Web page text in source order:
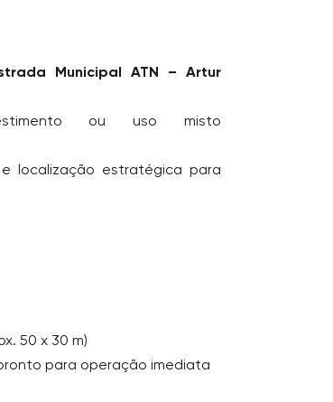
Municipal ATN – Artur
ou uso misto
localização estratégica para
50 x 30 m)
para operação imediata